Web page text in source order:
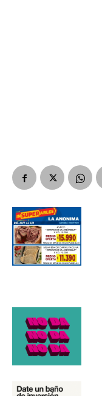
Nombre
Apellidos
Número de teléfono